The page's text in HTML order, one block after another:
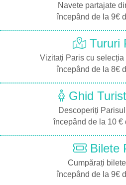
Navete partajate
începând de la 9€
Tururi
Vizitați Paris cu selecția
începând de la 8€
Ghid
Descoperiți
începând de la 10 €
Bilete
Cumpărați
începând de la 9€